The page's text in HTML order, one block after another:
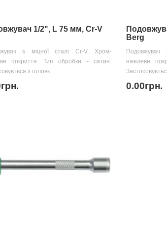
1/2", L 75 мм, Cr-V
з міцної сталі Cr-V. Хром-
покриття. Тип обробки - сатин.
з головк..
Berg
нікелеве
0.00грн.